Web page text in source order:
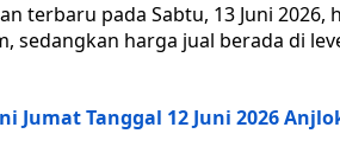
terbaru pada Sabtu, 13 Juni
sedangkan harga jual berada di
Jumat Tanggal 12 Juni 2026